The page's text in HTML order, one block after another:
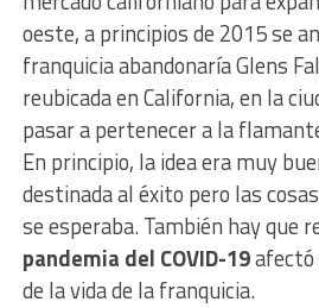
oeste, a principios de 2015 se
franquicia abandonaría Glens
reubicada en California, en la
pasar a pertenecer a la
En principio, la idea era muy
destinada al éxito pero las
se esperaba. También hay que
pandemia del COVID-19afectó
de la vida de la franquicia.